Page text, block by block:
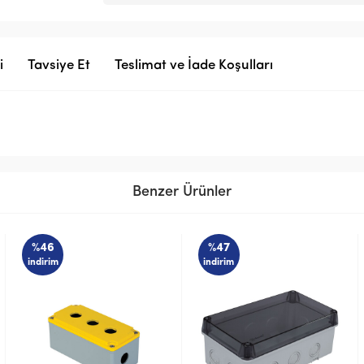
Tavsiye Et Teslimat ve İade Koşulları
Benzer Ürünler
indirim indirim
STOK SORUNUZ